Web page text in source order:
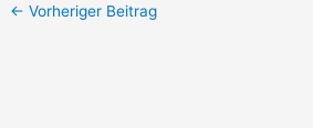
← Vorheriger Beitrag